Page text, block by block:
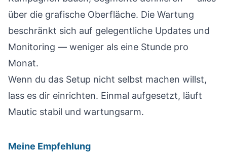
über die grafische Oberfläche. Die Wartung
beschränkt sich auf gelegentliche Updates und
Monitoring — weniger als eine Stunde pro
Monat.
Wenn du das Setup nicht selbst machen willst,
lass es dir einrichten. Einmal aufgesetzt, läuft
Mautic stabil und wartungsarm.
Meine Empfehlung